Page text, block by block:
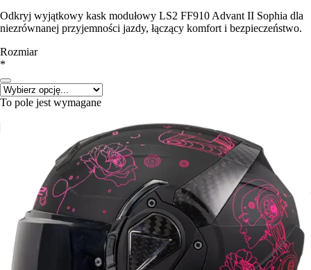
Odkryj wyjątkowy kask modułowy LS2 FF910 Advant II Sophia dla
niezrównanej przyjemności jazdy, łączący komfort i bezpieczeństwo.
Rozmiar
*
To pole jest wymagane